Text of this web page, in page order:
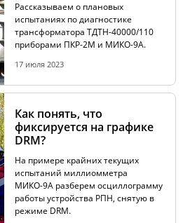
Рассказываем о плановых
испытаниях по диагностике
трансформатора ТДТН-40000/110
приборами ПКР-2М и МИКО-9А.
17 июля 2023
Как понять, что
фиксируется на графике
DRM?
На примере крайних текущих
испытаний миллиомметра
МИКО-9А разберем осциллограмму
работы устройства РПН, снятую в
режиме DRM.